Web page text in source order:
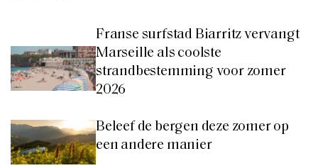
Franse surfstad Biarritz vervangt
Marseille als coolste
strandbestemming voor zomer
2026
Beleef de bergen deze zomer op
een andere manier